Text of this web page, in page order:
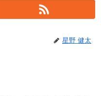
星野 健太